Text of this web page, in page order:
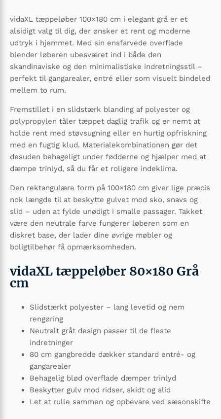
vidaXL tæppeløber 100×180 cm i elegant grå er et
alsidigt valg til dig, der ønsker et rent og moderne
udtryk i hjemmet. Med sin ensfarvede overflade
blender løberen ubesværet ind i både den
skandinaviske og den minimalistiske indretningsstil –
perfekt til gangarealer, entré eller som visuelt bindeled
mellem to rum.
Fremstillet i en slidstærk blanding af polyester og
polypropylen tåler tæppet daglig trafik og er nemt at
holde rent med støvsugning eller en hurtig opfriskning
med en fugtig klud. Materialekombinationen gør det
desuden behageligt under fødderne og hjælper med at
dæmpe trinlyd, så du får et roligere indeklima.
Den rektangulære form på 100×180 cm giver lige præcis
nok længde til at beskytte gulvet mod sko, snavs og
slid – uden at fylde unødigt i smalle passager. Takket
være den neutrale farve fungerer løberen som en
diskret base, der lader dine øvrige møbler og
boligtilbehør få opmærksomheden.
vidaXL tæppeløber 80×180 Grå
cm
Slidstærkt polyester – lang levetid og nem
rengøring
Neutralt gråt design passer til de fleste
indretninger
80 cm gangbredde dækker standard entré- og
gangarealer
Behagelig blød overflade dæmper trinlyd
Beskytter gulv mod ridser, skidt og slid
Let at rulle sammen og opbevare ved sæsonskifte